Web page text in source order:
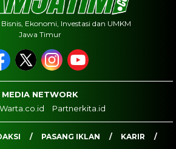
Ekonomi, Investasi dan UMKM
Jawa Timur
MEDIA NETWORK
Partnerkita.id
PASANG IKLAN
KARIR